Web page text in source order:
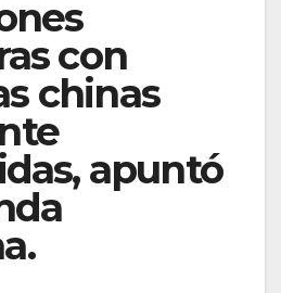
con
chinas
apuntó